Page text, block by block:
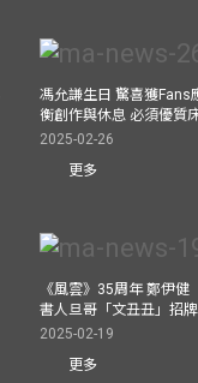
馮允謙生日 驚喜獲Fans
衡創作與休息 必須優質
2025-02-26
更多
《風雲》35周年 鄭伊
書人旦哥「文丑丑」招
2025-02-19
更多